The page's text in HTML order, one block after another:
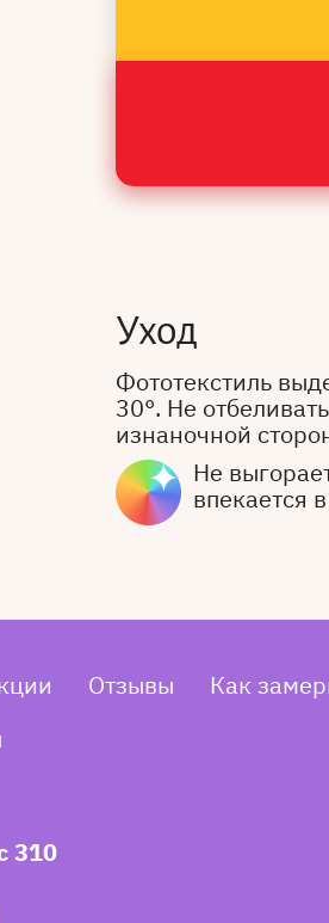
Уход
Фототекстиль
30°. Не
изнаночной
Не
впекается
Отзывы Как
310